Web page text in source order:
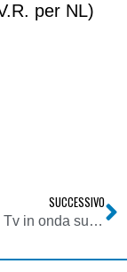
per NL)
SUCCESSIVO
DTT, Babel Tv in onda sul nazionale (LCN 244)